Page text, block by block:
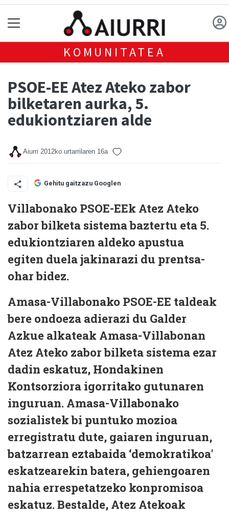
KOMUNITATEA
PSOE-EE Atez Ateko zabor
bilketaren aurka, 5.
edukiontziaren alde
Aiurri 2012ko urtarrilaren 16a
Gehitu gaitzazu Googlen
Villabonako PSOE-EEk Atez Ateko
zabor bilketa sistema baztertu eta 5.
edukiontziaren aldeko apustua
egiten duela jakinarazi du prentsa-
ohar bidez.
Amasa-Villabonako PSOE-EE taldeak
bere ondoeza adierazi du Galder
Azkue alkateak Amasa-Villabonan
Atez Ateko zabor bilketa sistema ezar
dadin eskatuz, Hondakinen
Kontsorziora igorritako gutunaren
inguruan. Amasa-Villabonako
sozialistek bi puntuko mozioa
erregistratu dute, gaiaren inguruan,
batzarrean eztabaida ‘demokratikoa'
eskatzearekin batera, gehiengoaren
nahia errespetatzeko konpromisoa
eskatuz. Bestalde, Atez Atekoak